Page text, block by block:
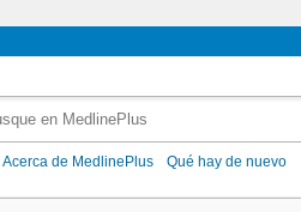
Acerca de MedlinePlus Qué hay de nuevo